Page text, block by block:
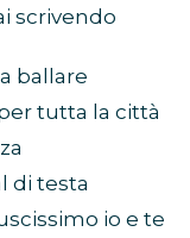
scrivendo
ballare
tutta la città
di testa
io e te